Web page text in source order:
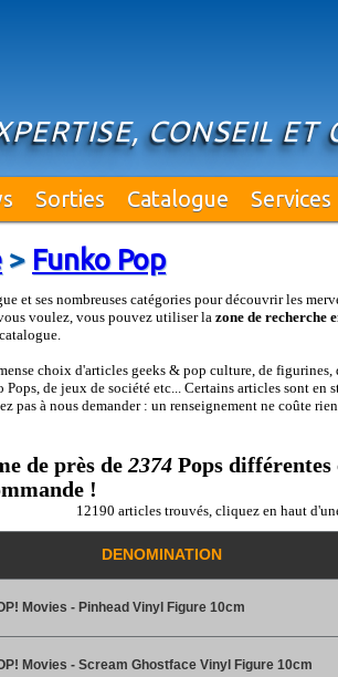
CONSEIL ET
Sorties Catalogue Services
> Funko Pop
et ses nombreuses catégories pour découvrir les
voulez, vous pouvez utiliser la zone de recherche
choix d'articles geeks & pop culture, de figurines,
de jeux de société etc... Certains articles sont en
pas à nous demander : un renseignement ne coûte
de près de 2374 Pops différentes
!
12190 articles trouvés, cliquez en haut
DENOMINATION
Movies - Pinhead Vinyl Figure 10cm
Movies - Scream Ghostface Vinyl Figure 10cm